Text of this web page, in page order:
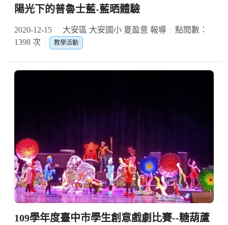
陽光下的普魯士藍-藍晒體驗
2020-12-15 大安區 大安國小 夏盈意 報導
點閱數：
1398 次
教學活動
109學年度臺中市學生創意戲劇比賽--糖葫蘆